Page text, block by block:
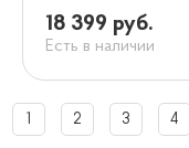
18 399 руб.
Есть в наличии
1 2 3 4